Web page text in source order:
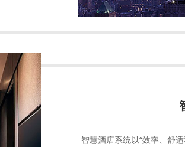
智慧酒店系统以“效率、舒